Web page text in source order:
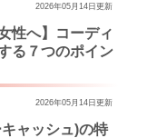
2026年05月14日更新
性へ】コーディ
る７つのポイン
2026年05月14日更新
ャッシュ)の特